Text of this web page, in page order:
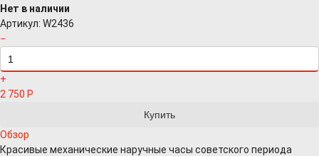
Нет в наличии
Артикул: W2436
−
+
2 750 Р
Обзор
Красивые механические наручные часы советского периода